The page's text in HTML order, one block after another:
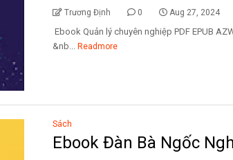
Trương Định 0 Aug 27, 2024
Ebook Quản lý chuyên nghiệp PDF
&nb... Readmore
Sách
Ebook Đàn Bà Ngốc